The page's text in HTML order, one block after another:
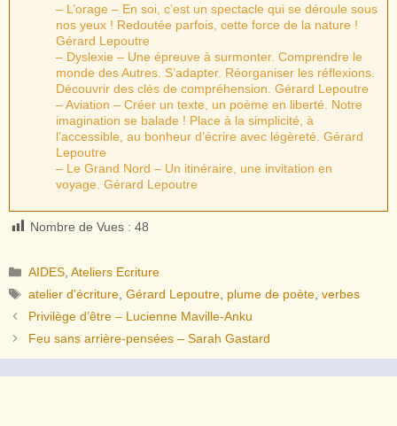
– L’orage – En soi, c’est un spectacle qui se déroule sous
nos yeux ! Redoutée parfois, cette force de la nature !
Gérard Lepoutre
– Dyslexie – Une épreuve à surmonter. Comprendre le
monde des Autres. S’adapter. Réorganiser les réflexions.
Découvrir des clés de compréhension. Gérard Lepoutre
– Aviation – Créer un texte, un poème en liberté. Notre
imagination se balade ! Place à la simplicité, à
l’accessible, au bonheur d’écrire avec légèreté. Gérard
Lepoutre
– Le Grand Nord – Un itinéraire, une invitation en
voyage. Gérard Lepoutre
Nombre de Vues : 48
Catégories
AIDES ,Ateliers Ecriture
Étiquettes
atelier d'écriture ,Gérard Lepoutre plume de poète ,verbes
Privilège d’être – Lucienne Maville-Anku
Feu sans arrière-pensées – Sarah Gastard